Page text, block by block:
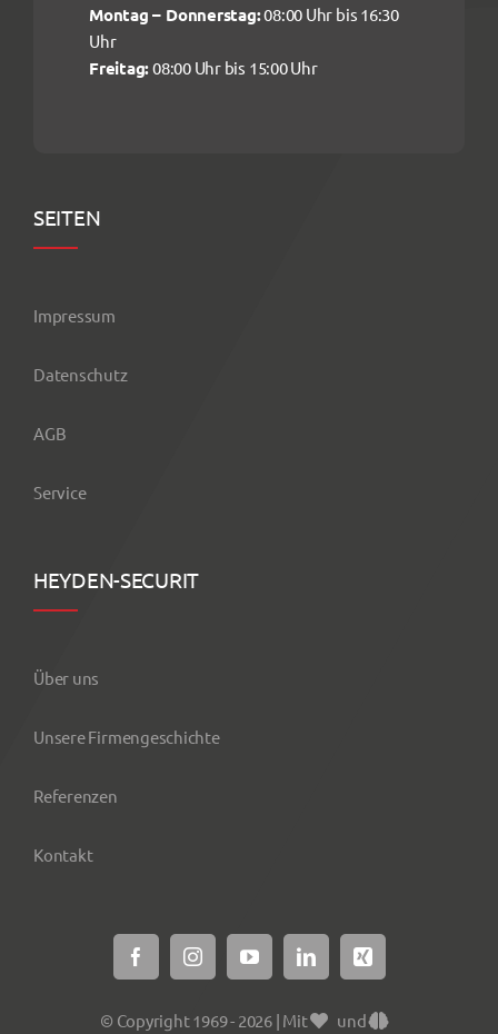
Montag – Donnerstag:08:00 Uhr bis 16:30
Uhr
Freitag:08:00 Uhr bis 15:00 Uhr
SEITEN
Impressum
Datenschutz
AGB
Service
HEYDEN-SECURIT
Über uns
Unsere Firmengeschichte
Referenzen
Kontakt
© Copyright 1969 - 2026 | Mit und